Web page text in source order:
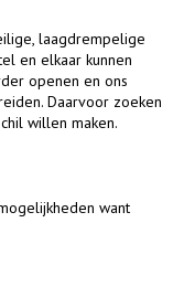
laagdrempelige
en elkaar kunnen
openen en ons
Daarvoor zoeken
willen maken.
want